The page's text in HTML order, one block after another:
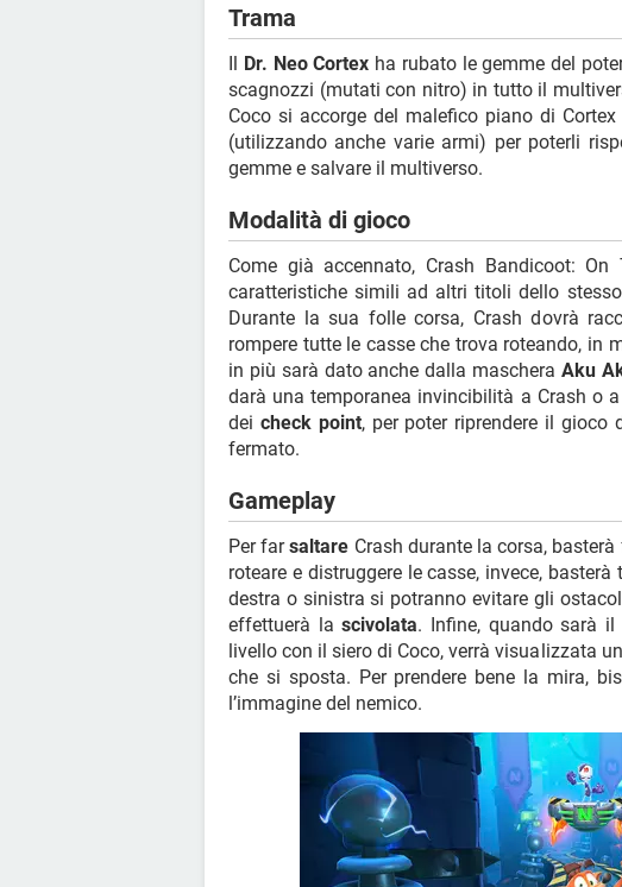
Trama
Il Dr. Neo Cortex ha rubato le gemme del
scagnozzi (mutati con nitro) in tutto il
Coco si accorge del malefico piano di
(utilizzando anche varie armi) per poterli
gemme e salvare il multiverso.
Modalità di gioco
Come già accennato, Crash Bandicoot:
caratteristiche simili ad altri titoli dello
Durante la sua folle corsa, Crash dovrà
rompere tutte le casse che trova roteando, in
in più sarà dato anche dalla mascheraAku
darà una temporanea invincibilità a Crash o
dei check point, per poter riprendere il gioco
fermato.
Gameplay
Per farsaltare Crash durante la corsa,
roteare e distruggere le casse, invece,
destra o sinistra si potranno evitare gli
effettuerà lascivolata. Infine, quando sarà
livello con il siero di Coco, verrà visualizzata
che si sposta. Per prendere bene la mira,
l’immagine del nemico.